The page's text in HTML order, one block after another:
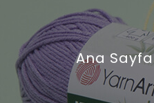
Ana Sayfa